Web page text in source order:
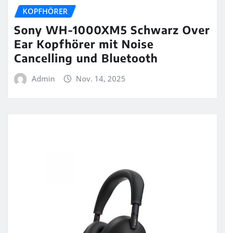
KOPFHÖRER
Sony WH-1000XM5 Schwarz Over
Ear Kopfhörer mit Noise
Cancelling und Bluetooth
Admin Nov. 14, 2025